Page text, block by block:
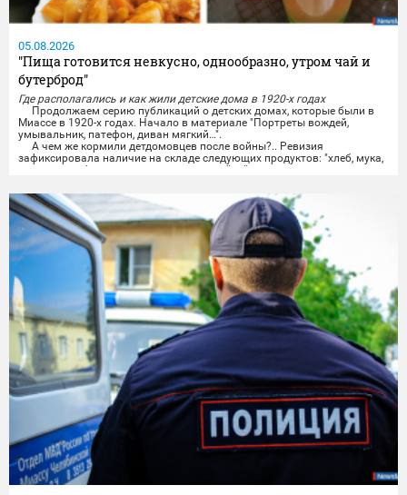
05.08.2026
"Пища готовится невкусно, однообразно, утром чай и
бутерброд"
Где располагались и как жили детские дома в 1920-х годах
Продолжаем серию публикаций о детских домах, которые были в
Миассе в 1920-х годах. Начало в материале "Портреты вождей,
умывальник, патефон, диван мягкий…".
А чем же кормили детдомовцев после войны?.. Ревизия
зафиксировала наличие на складе следующих продуктов: "хлеб, мука,
сахар, картофель, какао, вермишель, чай, яйцо, дрожжи, мясо,